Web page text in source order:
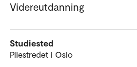
Videreutdanning
Studiested
Pilestredet i Oslo